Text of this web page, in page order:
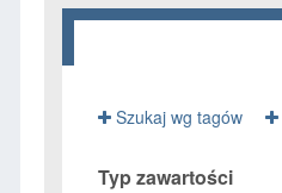
Szukaj wg tagów
Typ zawartości